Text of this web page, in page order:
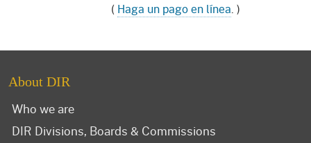
( Haga un pago en línea. )
About DIR
Who we are
DIR Divisions, Boards & Commissions